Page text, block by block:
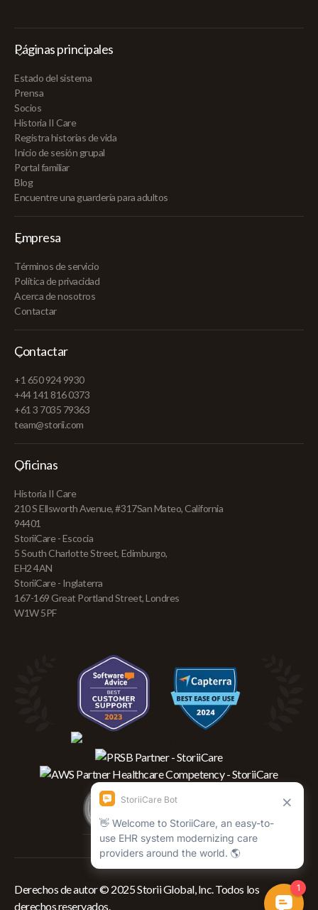
Páginas principales
Estado del sistema
Prensa
Socios
Historia II Care
Registra historias de vida
Inicio de sesión grupal
Portal familiar
Blog
Encuentre una guardería para adultos
Empresa
Términos de servicio
Política de privacidad
Acerca de nosotros
Contactar
Contactar
+1 650 924 9930
+44 141 816 0373
+61 3 7035 79363
team@storii.com
Oficinas
Historia II Care
210 S Ellsworth Avenue, #317San Mateo, California
94401
StoriiCare - Escocia
5 South Charlotte Street, Edimburgo,
EH2 4AN
StoriiCare - Inglaterra
167-169 Great Portland Street, Londres
W1W 5PF
Derechos de autor © 2025 Storii Global, Inc. Todos los
derechos reservados.